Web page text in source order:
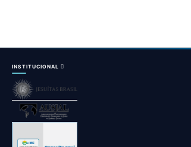
INSTITUCIONAL